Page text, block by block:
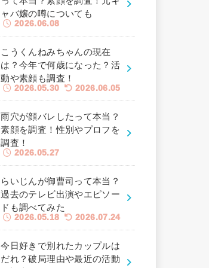
ャバ嬢の噂についても
2026.06.08
こうくんねみちゃんの現在
は？今年で何歳になった？活
動や素顔も調査！
2026.05.30 2026.06.05
雨穴が顔バレしたって本当？
素顔を調査！性別やプロフを
調査！
2026.05.27
らいじんが御曹司って本当？
過去のテレビ出演やエピソー
ドも調べてみた
2026.05.18 2026.07.24
今日好きで別れたカップルは
だれ？破局理由や最近の活動